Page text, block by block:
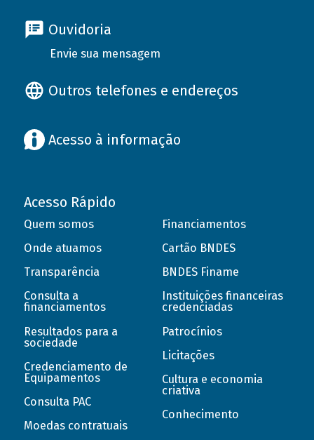
Ouvidoria
Envie sua mensagem
Outros telefones e endereços
Acesso à informação
Acesso Rápido
Quem somos
Onde atuamos
Transparência
Consulta a
financiamentos
Resultados para a
sociedade
Credenciamento de
Equipamentos
Consulta PAC
Moedas contratuais
Financiamentos
Cartão BNDES
BNDES Finame
Instituições financeiras
credenciadas
Patrocínios
Licitações
Cultura e economia
criativa
Conhecimento